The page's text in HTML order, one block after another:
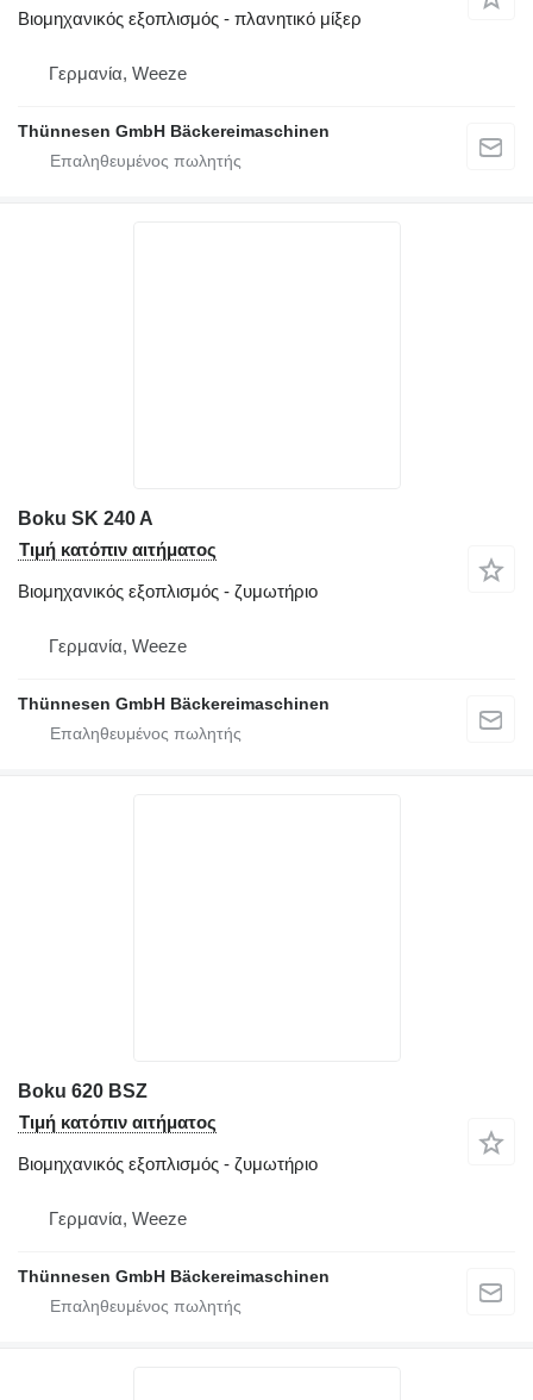
Βιομηχανικός εξοπλισμός - πλανητικό μίξερ
Γερμανία, Weeze
Thünnesen GmbH Bäckereimaschinen
Boku SK 240 A
Τιμή κατόπιν αιτήματος
Βιομηχανικός εξοπλισμός - ζυμωτήριο
Γερμανία, Weeze
Thünnesen GmbH Bäckereimaschinen
Boku 620 BSZ
Τιμή κατόπιν αιτήματος
Βιομηχανικός εξοπλισμός - ζυμωτήριο
Γερμανία, Weeze
Thünnesen GmbH Bäckereimaschinen